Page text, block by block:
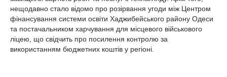
нещодавно стало відомо про розірвання угоди між Центром
фінансування системи освіти Хаджибейського району Одеси
та постачальником харчування для місцевого військового
ліцею, що свідчить про посилення контролю за
використанням бюджетних коштів у регіоні.